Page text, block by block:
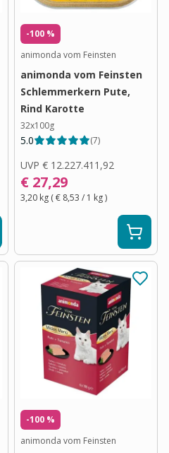
-100 %
animonda vom Feinsten
animonda vom Feinsten
Schlemmerkern Pute,
Rind Karotte
32x100g
5.0 (7)
UVP € 12.227.411,92
€ 27,29
3,20 kg (€ 8,53 / 1 kg)
-100 %
animonda vom Feinsten